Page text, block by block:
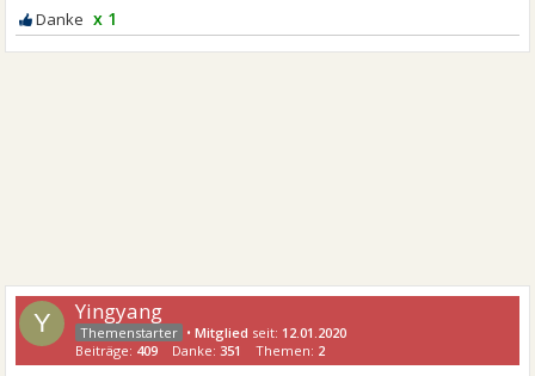
x 1
Y Yingyang
•Mitglied seit: 12.01.2020
Beiträge: 409 Danke:351 Themen: 2